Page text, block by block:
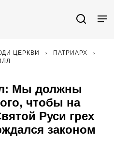
ЦЕРКВИ
ПАТРИАРХ
Мы должны
чтобы на
Руси грех
законом